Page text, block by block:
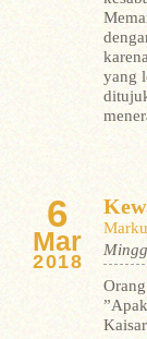
yang
6
Mar
2018